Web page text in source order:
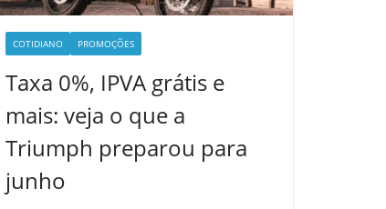
COTIDIANO PROMOÇÕES
Taxa 0%, IPVA grátis e
mais: veja o que a
Triumph preparou para
junho